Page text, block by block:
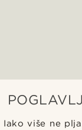
Iako više ne